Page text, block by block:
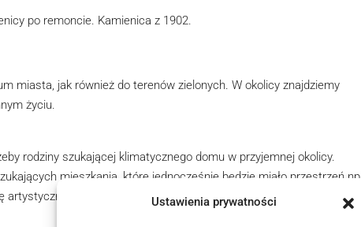
Ustawienia prywatności
po remoncie. Kamienica z 1902.
miasta, jak również do terenów zielonych. W okolicy znajdziemy
życiu.
rodziny szukającej klimatycznego domu w przyjemnej okolicy.
mieszkania, które jednocześnie będzie miało przestrzeń np.